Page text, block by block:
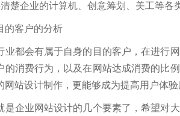
企业的计算机、创意筹划、美工等各类
客户的分析
会有属于自身的目的客户，在进行网
的消费行为，以及在网站达成消费的比
网站设计制作，更能够成为提高用户体
业网站设计的几个要素了，希望对大